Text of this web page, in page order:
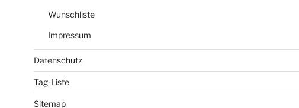
Wunschliste
Impressum
Datenschutz
Tag-Liste
Sitemap